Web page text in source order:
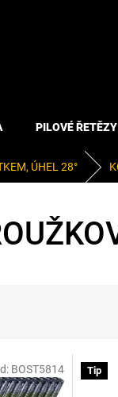
PILOVÉ ŘETĚZY
ÚHEL 28°
BOST5814 Tip